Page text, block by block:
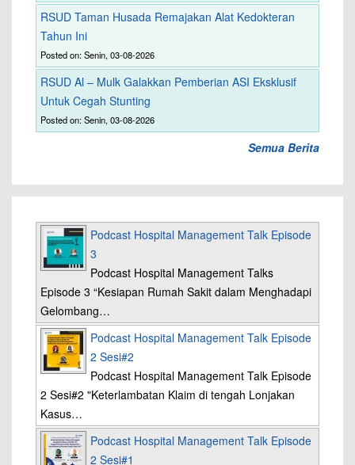
RSUD Taman Husada Remajakan Alat Kedokteran
Tahun Ini
Posted on: Senin, 03-08-2026
RSUD Al – Mulk Galakkan Pemberian ASI Eksklusif
Untuk Cegah Stunting
Posted on: Senin, 03-08-2026
Semua Berita
Podcast Hospital Management Talk Episode
3
Podcast Hospital Management Talks
Episode 3 “Kesiapan Rumah Sakit dalam Menghadapi
Gelombang…
Podcast Hospital Management Talk Episode
2 Sesi#2
Podcast Hospital Management Talk Episode
2 Sesi#2 "Keterlambatan Klaim di tengah Lonjakan
Kasus…
Podcast Hospital Management Talk Episode
2 Sesi#1